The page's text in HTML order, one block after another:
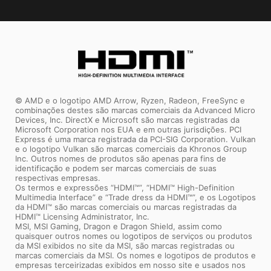
drivers UEFI firmware, aplicativos
EFI e o sistema operacional. O PC
inicializa contanto que as
RESIZABLE BAR
O Resizable BAR (Re-Size BAR) é um recurso
PCI Express avançado que permite que a CPU
acesse o frame buffer da GPU inteiro de uma
só vez, aumentando o desempenho.
© AMD e o logotipo AMD Arrow, Ryzen, Radeon, FreeSync e
combinações destes são marcas comerciais da Advanced Micro
Devices, Inc. DirectX e Microsoft são marcas registradas da
Microsoft Corporation nos EUA e em outras jurisdições. PCI
Express é uma marca registrada da PCI-SIG Corporation. Vulkan
e o logotipo Vulkan são marcas comerciais da Khronos Group
Inc. Outros nomes de produtos são apenas para fins de
identificação e podem ser marcas comerciais de suas
respectivas empresas.
Os termos e expressões “HDMI™”, “HDMI™ High-Definition
Multimedia Interface” e “Trade dress da HDMI™”, e os Logotipos
da HDMI™ são marcas comerciais ou marcas registradas da
HDMI™ Licensing Administrator, Inc.
MSI, MSI Gaming, Dragon e Dragon Shield, assim como
quaisquer outros nomes ou logotipos de serviços ou produtos
da MSI exibidos no site da MSI, são marcas registradas ou
marcas comerciais da MSI. Os nomes e logotipos de produtos e
empresas terceirizadas exibidos em nosso site e usados ​​nos